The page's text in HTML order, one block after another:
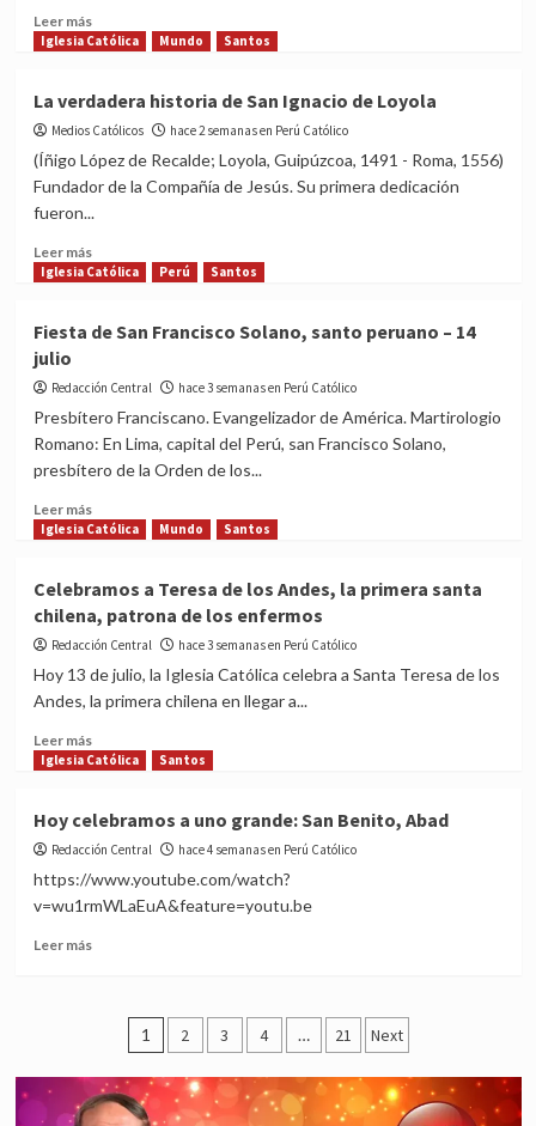
María
Vianney
Leer másRead
more
a
San
Ignacio
fundador
los
Iglesia Católica Mundo Santos
La verdadera historia de San Ignacio de Loyola
Medios Católicos hace 2 semanas en Perú Católico
(Íñigo López de Recalde; Loyola, Guipúzcoa, 1491 - Roma, 1556)
Fundador de la Compañía de Jesús. Su primera dedicación
fueron...
Leer másRead
more
verdadera
de
de
Loyola
Iglesia Católica Perú Santos
Fiesta de San Francisco Solano, santo peruano – 14
julio
Redacción Central hace 3 semanas en Perú Católico
Presbítero Franciscano. Evangelizador de América. Martirologio
Romano: En Lima, capital del Perú, san Francisco Solano,
presbítero de la Orden de los...
Leer másRead
more
de
San
Francisco
Solano,
santo
peruano
14
Iglesia Católica Mundo Santos
Celebramos a Teresa de los Andes, la primera santa
chilena, patrona de los enfermos
Redacción Central hace 3 semanas en Perú Católico
Hoy 13 de julio, la Iglesia Católica celebra a Santa Teresa de los
Andes, la primera chilena en llegar a...
Leer másRead
more
a
Teresa
de
los
la
patrona
los
enfermos
Iglesia Católica Santos
Hoy celebramos a uno grande: San Benito, Abad
Redacción Central hace 4 semanas en Perú Católico
https://www.youtube.com/watch?
v=wu1rmWLaEuA&feature=youtu.be
Leer másRead
celebramos
uno
grande:
Posts
pagination
1 2 3 4 … 21 Next